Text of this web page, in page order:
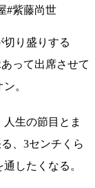
#紫藤尚世
り盛りする
って出席させて
。
生の節目とま
、3センチくら
したくなる。